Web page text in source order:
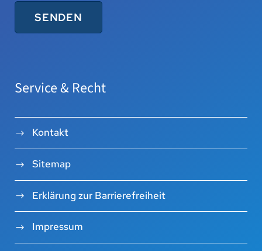
Service & Recht
Kontakt
Sitemap
Erklärung zur Barrierefreiheit
Impressum